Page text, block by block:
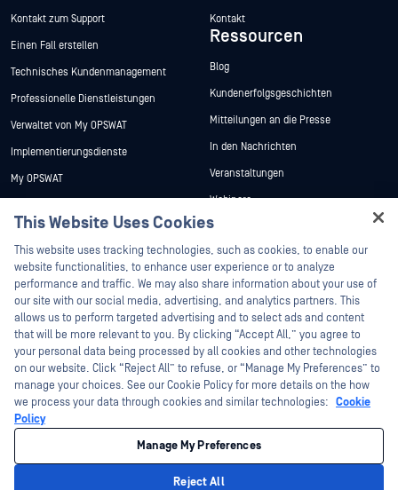
Kontakt zum Support
Einen Fall erstellen
Technisches Kundenmanagement
Professionelle Dienstleistungen
Verwaltet von My OPSWAT
Implementierungsdienste
My OPSWAT
Programm zur Behebung von
Sicherheitslücken
Partner
Zertifizierung
Technologie-Partner
Partner Programm
Kontakt
Ressourcen
Blog
Kundenerfolgsgeschichten
Mitteilungen an die Presse
In den Nachrichten
Veranstaltungen
Webinare
Datenblätter
Weiße Papiere
Kostenlose Tools
©2026 OPSWAT . Alle Rechte vorbehalten. OPSWAT, MetaDefender, Metascan,
MetaAccess, das OPSWAT , Trust no File. Trust No Device., OPSWAT , Protecting the
World's Critical Infrastructure, Deep CDR™ Technology, InQuest, das InQuest-Logo,
DFI, RetroHunt, Deep File Inspection und Join the Hunt sind Marken von OPSWAT .
Marken von Drittanbietern sind Eigentum ihrer jeweiligen Inhaber.
Cookie-Präferenzen verwalten
This Website Uses Cookies
This website uses tracking technologies, such as cookies, to enable our
website functionalities, to enhance user experience or to analyze
performance and traffic. We may also share information about your use of
our site with our social media, advertising, and analytics partners. This
allows us to perform targeted advertising and to select ads and content
that will be more relevant to you. By clicking “Accept All,” you agree to
your personal data being processed by all cookies and other technologies
on our website. Click “Reject All” to refuse, or “Manage My Preferences” to
manage your choices. See our Cookie Policy for more details on the how
we process your data through cookies and similar technologies: Cookie
Policy
Manage My Preferences
Reject All
Hey there!
I'm Ozzy, your OPSWAT virtual assistant.
How can I help you secure what's critical
today?